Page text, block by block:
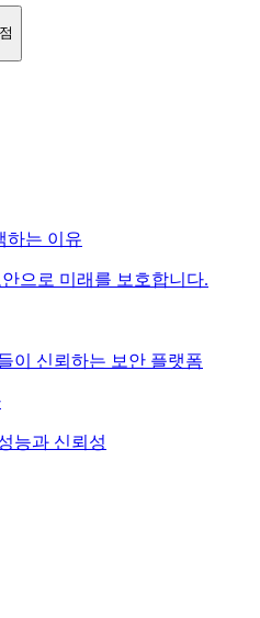
하는 이유
으로 미래를 보호합니다.
이 신뢰하는 보안 플랫폼
능과 신뢰성